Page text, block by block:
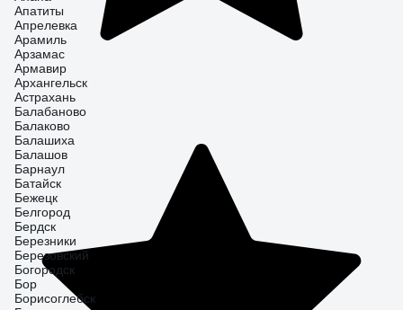
Апатиты
Апрелевка
Арамиль
Арзамас
Армавир
Архангельск
Астрахань
Балабаново
Балаково
Балашиха
Балашов
Барнаул
Батайск
Бежецк
Белгород
Бердск
Березники
Березовский
Богородск
Бор
Борисоглебск